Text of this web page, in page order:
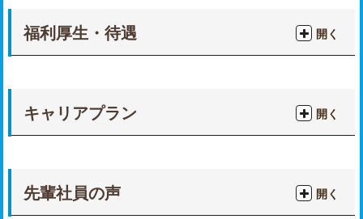
福利厚生・待遇 開く
キャリアプラン 開く
先輩社員の声 開く